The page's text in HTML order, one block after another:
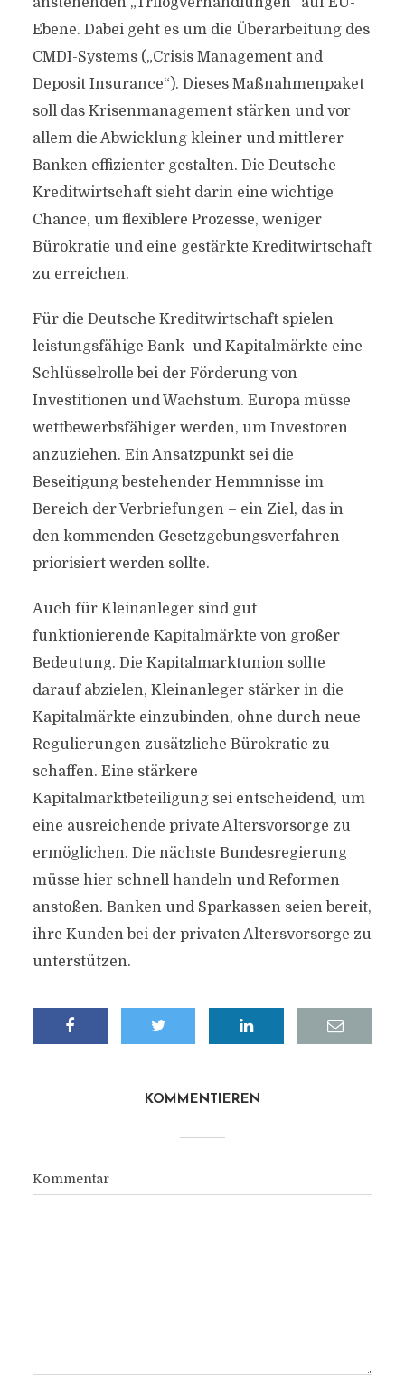
Ebene. Dabei geht es um die Überarbeitung des
CMDI-Systems („Crisis Management and
Deposit Insurance“). Dieses Maßnahmenpaket
soll das Krisenmanagement stärken und vor
allem die Abwicklung kleiner und mittlerer
Banken effizienter gestalten. Die Deutsche
Kreditwirtschaft sieht darin eine wichtige
Chance, um flexiblere Prozesse, weniger
Bürokratie und eine gestärkte Kreditwirtschaft
zu erreichen.
Für die Deutsche Kreditwirtschaft spielen
leistungsfähige Bank- und Kapitalmärkte eine
Schlüsselrolle bei der Förderung von
Investitionen und Wachstum. Europa müsse
wettbewerbsfähiger werden, um Investoren
anzuziehen. Ein Ansatzpunkt sei die
Beseitigung bestehender Hemmnisse im
Bereich der Verbriefungen – ein Ziel, das in
den kommenden Gesetzgebungsverfahren
priorisiert werden sollte.
Auch für Kleinanleger sind gut
funktionierende Kapitalmärkte von großer
Bedeutung. Die Kapitalmarktunion sollte
darauf abzielen, Kleinanleger stärker in die
Kapitalmärkte einzubinden, ohne durch neue
Regulierungen zusätzliche Bürokratie zu
schaffen. Eine stärkere
Kapitalmarktbeteiligung sei entscheidend, um
eine ausreichende private Altersvorsorge zu
ermöglichen. Die nächste Bundesregierung
müsse hier schnell handeln und Reformen
anstoßen. Banken und Sparkassen seien bereit,
ihre Kunden bei der privaten Altersvorsorge zu
unterstützen.
KOMMENTIEREN
Kommentar